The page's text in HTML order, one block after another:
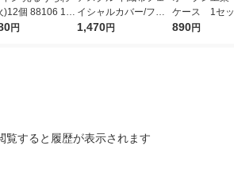
)12個 88106 1袋
入)
円
イシャルカバー/フェ
イスカバー オリジナ
1,470円
ケース 1セ
種9本入）
890円
覧すると履歴が表示されます